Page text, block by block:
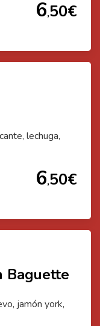
6,50€
lechuga,
6,50€
Baguette
jamón york,